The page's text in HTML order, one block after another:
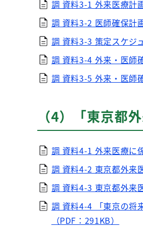
調 資料3-1 外来医療計
調 資料3-2 医師確保計
調 資料3-3 策定スケジ
調 資料3-4 外来・医師
調 資料3-5 外来・医師
（4）「東京都
調 資料4-1 外来医療に
調 資料4-2 東京都外来
調 資料4-3 東京都外来
調 資料4-4 「東京の将
（PDF：291KB）